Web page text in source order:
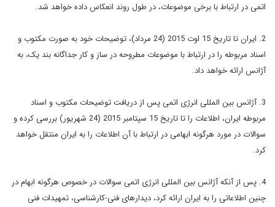
اتمی در ارتباط با برخی موضوعات، در طول روند انعکاس داده خواهد شد.
2. ایران تا تاریخ 15 اوت 2015 (24 مرداد)، توضیحات خود به صورت مکتوب و
اسناد مربوطه را در ارتباط با موضوعات مطروحه در ساز و کار جداگانه بند یک، به
آژانس ارائه خواهد داد.
3. آژانس بین المللی انرژی اتمی پس از دریافت توضیحات مکتوب و اسناد
مربوطه ایران، اطلاعات را تا تاریخ 15 سپتامبر 2015 (24 شهریور) بررسی کرده و
سوالات در مورد هرگونه ابهامی در ارتباط با آن اطلاعات را به ایران منتقل خواهد
کرد.
4. پس از آنکه آژانس بین المللی انرژی اتمی سوالات در خصوص هرگونه ابهام در
چنین اطلاعاتی را به ایران ارائه کرد، دیدارهای فنی-کارشناسی، تمهیدات فنی